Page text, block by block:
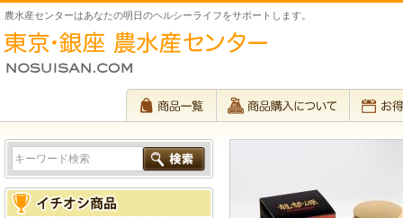
農水産センターはあなたの明日のヘルシーライフをサポートします。